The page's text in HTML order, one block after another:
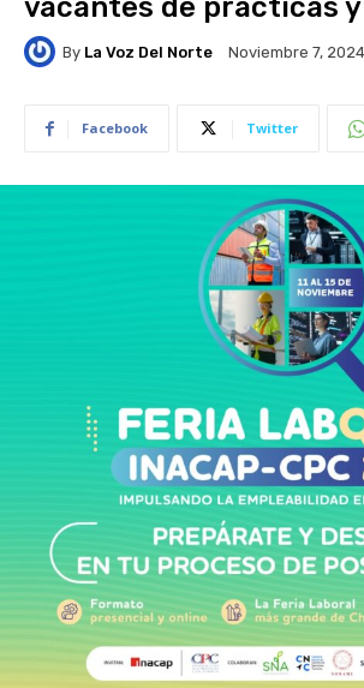
vacantes de prácticas
By La Voz Del Norte Noviembre 7, 2024
Facebook Twitter